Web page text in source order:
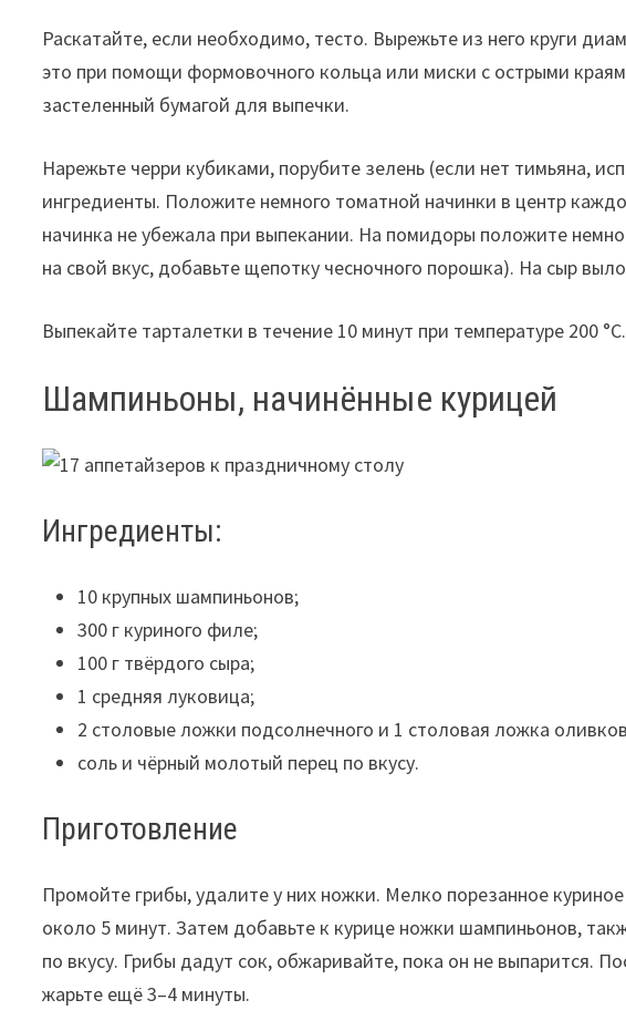
Раскатайте, если необходимо, тесто. Вырежьте из него круги
это при помощи формовочного кольца или миски с острыми
застеленный бумагой для выпечки.
Нарежьте черри кубиками, порубите зелень (если нет тимьяна,
ингредиенты. Положите немного томатной начинки в центр
начинка не убежала при выпекании. На помидоры положите
на свой вкус, добавьте щепотку чесночного порошка). На сыр
Выпекайте тарталетки в течение 10 минут при температуре 200 °С.
Шампиньоны, начинённые курицей
Ингредиенты:
10 крупных шампиньонов;
300 г куриного филе;
100 г твёрдого сыра;
1 средняя луковица;
2 столовые ложки подсолнечного и 1 столовая ложка
соль и чёрный молотый перец по вкусу.
Приготовление
Промойте грибы, удалите у них ножки. Мелко порезанное
около 5 минут. Затем добавьте к курице ножки шампиньонов,
по вкусу. Грибы дадут сок, обжаривайте, пока он не выпарится.
жарьте ещё 3–4 минуты.